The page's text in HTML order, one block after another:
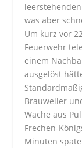
was aber
Um kurz vor
Feuerwehr
einem
ausgelöst
Brauweiler
Wache aus
Frechen-
Minuten